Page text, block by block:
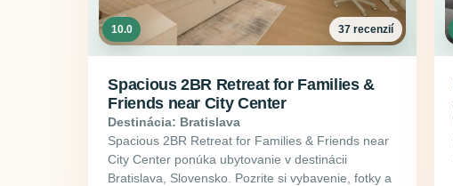
10.0 37 recenzií
Spacious 2BR Retreat for Families &
Friends near City Center
Destinácia: Bratislava
Spacious 2BR Retreat for Families & Friends near
City Center ponúka ubytovanie v destinácii
Bratislava, Slovensko. Pozrite si vybavenie, fotky a